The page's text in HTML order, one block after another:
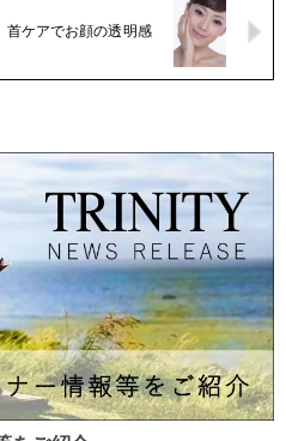
首ケアでお顔の透明感